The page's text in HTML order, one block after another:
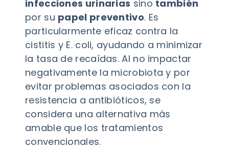
infecciones urinarias sino también
por su papel preventivo. Es
particularmente eficaz contra la
cistitis y E. coli, ayudando a minimizar
la tasa de recaídas. Al no impactar
negativamente la microbiota y por
evitar problemas asociados con la
resistencia a antibióticos, se
considera una alternativa más
amable que los tratamientos
convencionales.